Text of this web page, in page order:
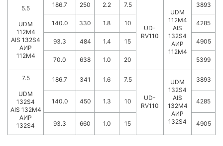
5.5
UDM
112M4
AIS 132S4
АИР
112М4
186.7 250 2.2 7.5
UD-
RV110
UDM
112M4
AIS
132S4
АИР
112М4
3893
140.0 330 1.8 10 4285
93.3 484 1.4 15 4905
70.0 638 1.0 20 5399
7.5
UDM
132S4
AIS 132M4
АИР
132S4
186.7 341 1.6 7.5
UD-
RV110
UDM
132S4
AIS
132M4
АИР
132S4
3893
140.0 450 1.3 10 4285
93.3 660 1.0 15 4905